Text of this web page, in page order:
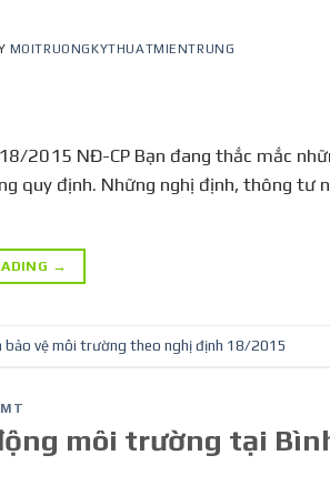
MOITRUONGKYTHUATMIENTRUNG
18/2015 NĐ-CP Bạn đang thắc mắc
quy định. Những nghị định, thông tư
→
bảo vệ môi trường theo nghị định 18/2015
môi trường tại